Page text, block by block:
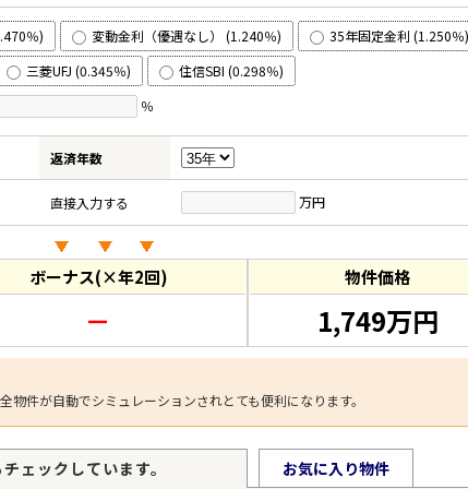
％) 変動金利（優遇なし） (1.240％)
35年固定金利 (1.250％)
三菱UFJ (0.345％)
住信SBI (0.298％)
％
返済年数
直接入力する 万円
ボーナス(×年2回)
－
物件価格
1,749万円
物件が自動でシミュレーションされとても便利になります。
ェックしています。 お気に入り物件